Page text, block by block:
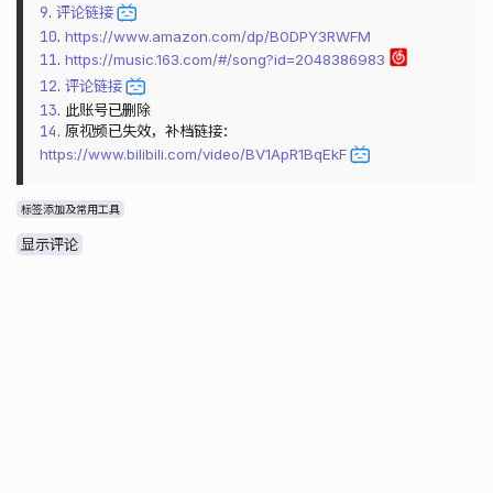
9. 评论链接
10. https://www.amazon.com/dp/B0DPY3RWFM
11. https://music.163.com/#/song?id=2048386983
12. 评论链接
13. 此账号已删除
14. 原视频已失效，补档链接：
https://www.bilibili.com/video/BV1ApR1BqEkF
标签添加及常用工具
显示评论